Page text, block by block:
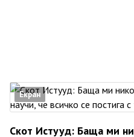
Екран
Скот Истууд: Баща ми